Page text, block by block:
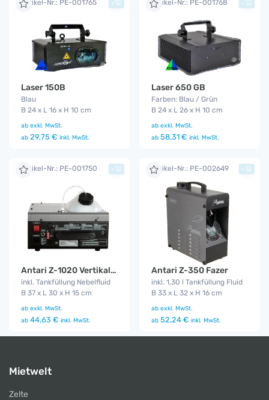
Artikel-Nr.: PE-001765
Laser 150B
Blau
B 24 x L 16 x H 10 cm
ab exkl. MwSt.
ab 29,75 € inkl. MwSt.
+ Artikel-Nr.: PE-001768
Laser 650 GB
Farben: Blau / Grün
B 24 x L 26 x H 10 cm
ab exkl. MwSt.
ab 58,31 € inkl. MwSt.
+
Artikel-Nr.: PE-001750
Antari Z-1020 Vertikal Fog Jet
inkl. Tankfüllung Nebelfluid
B 37 x L 30 x H 15 cm
ab exkl. MwSt.
ab 44,63 € inkl. MwSt.
+ Artikel-Nr.: PE-002649
Antari Z-350 Fazer
inkl. 1,30 l Tankfüllung Fluid
B 33 x L 32 x H 16 cm
ab exkl. MwSt.
ab 52,24 € inkl. MwSt.
+
Mietwelt
Zelte